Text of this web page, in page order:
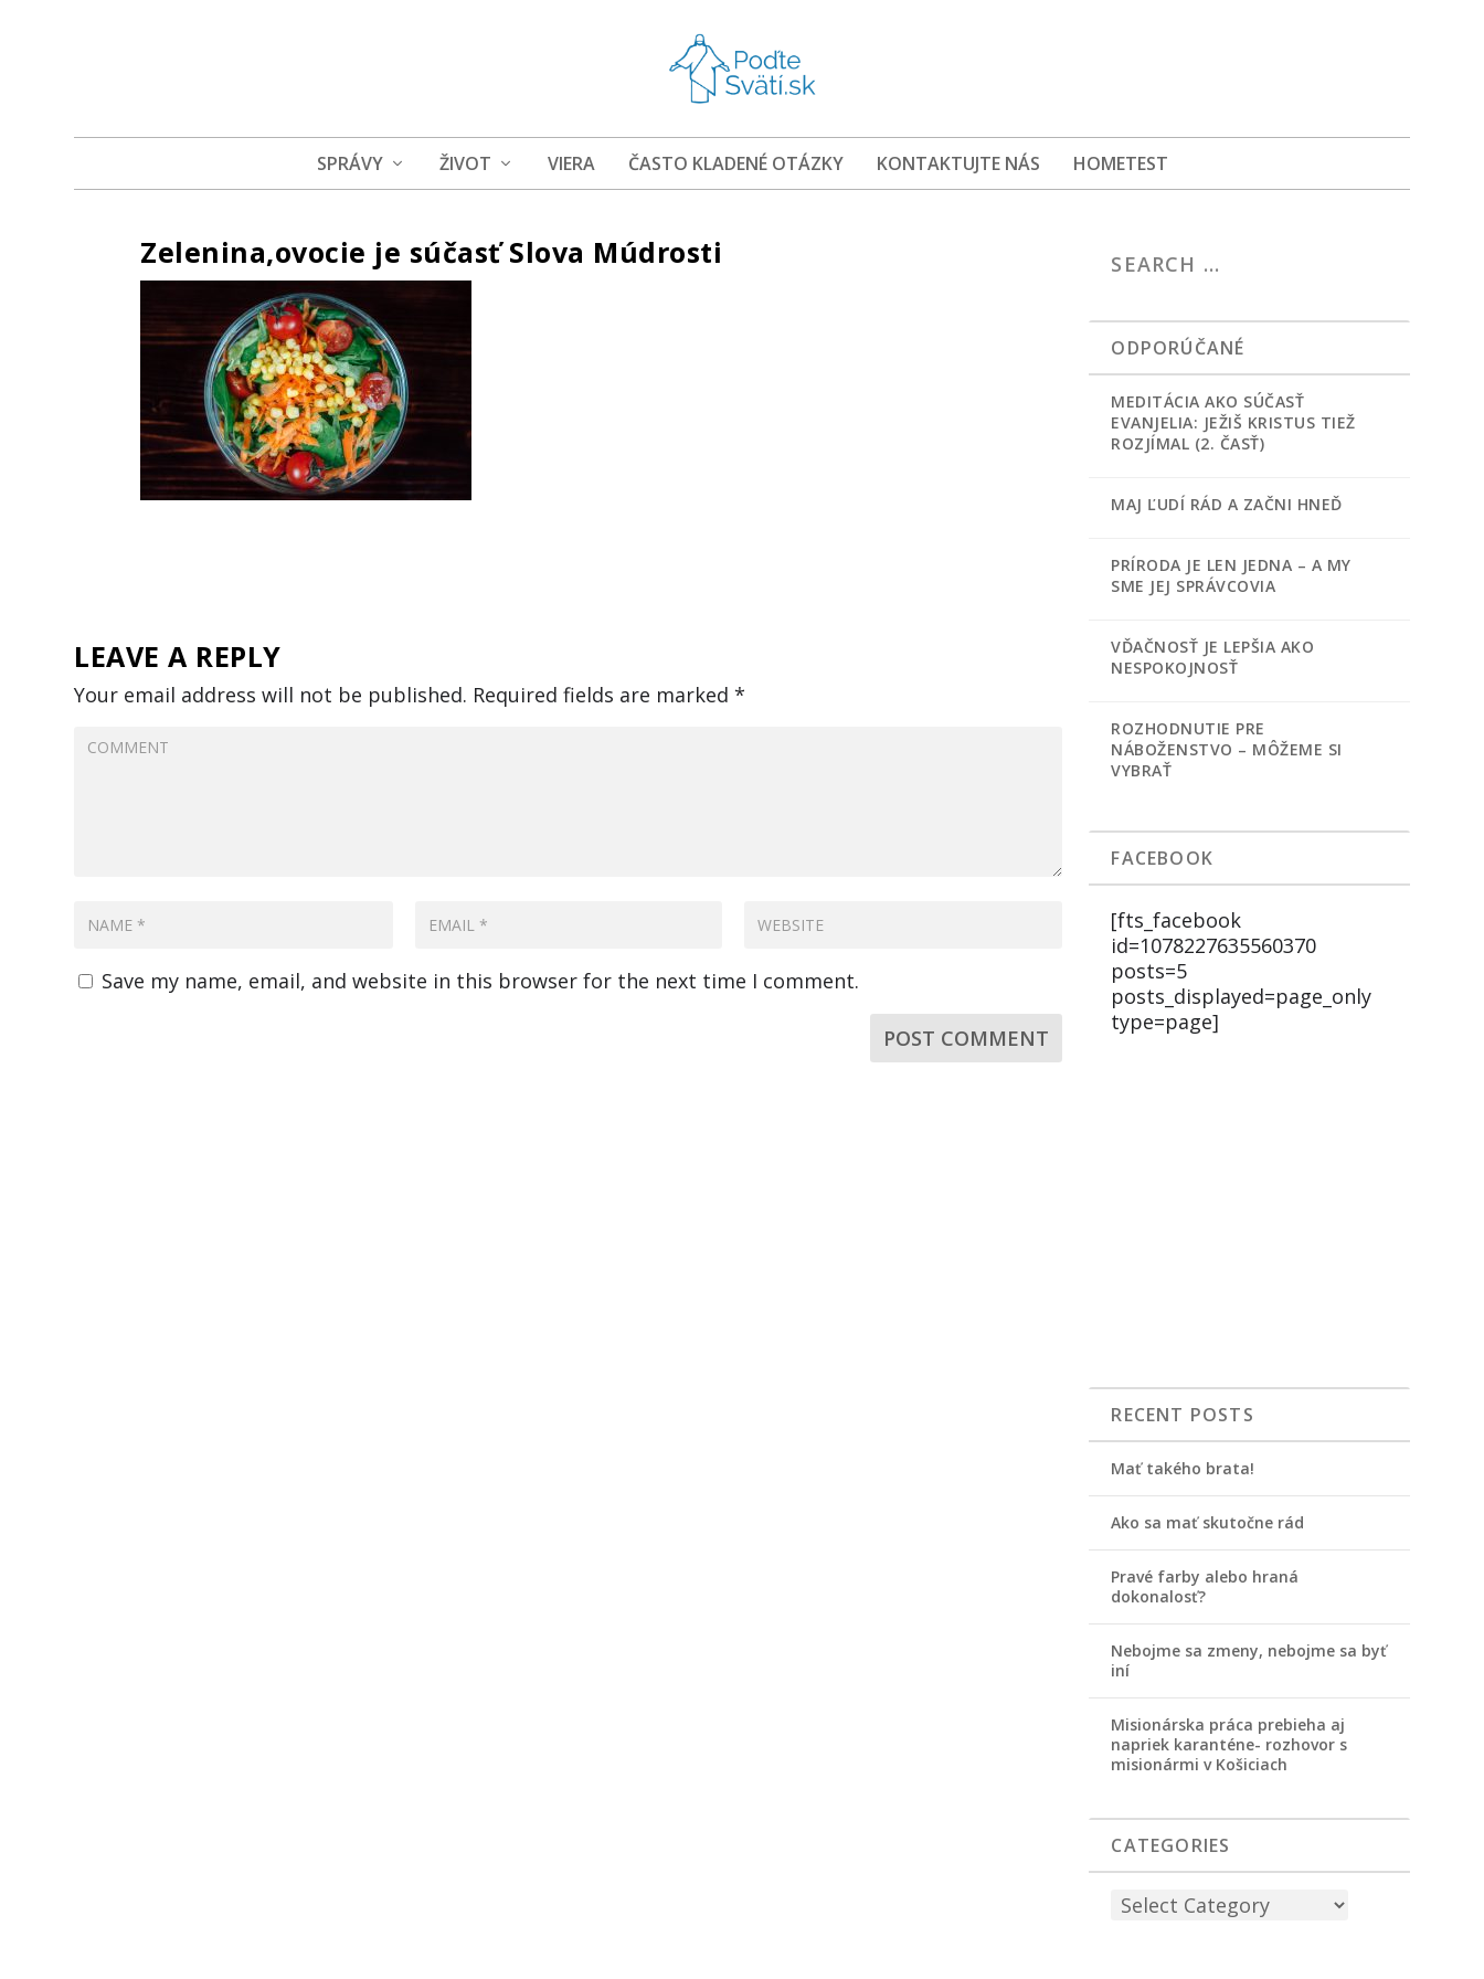
SPRÁVY ŽIVOT VIERA ČASTO KLADENÉ OTÁZKY KONTAKTUJTE NÁS HOMETEST
Zelenina,ovocie je súčasť Slova Múdrosti
LEAVE A REPLY
Your email address will not be published. Required fields are marked*
Save my name, email, and website in this browser for the next time I comment.
ODPORÚČANÉ
MEDITÁCIA AKO SÚČASŤ
EVANJELIA: JEŽIŠ KRISTUS TIEŽ
ROZJÍMAL (2. ČASŤ)
MAJ ĽUDÍ RÁD A ZAČNI HNEĎ
PRÍRODA JE LEN JEDNA – A MY
SME JEJ SPRÁVCOVIA
VĎAČNOSŤ JE LEPŠIA AKO
NESPOKOJNOSŤ
ROZHODNUTIE PRE
NÁBOŽENSTVO – MÔŽEME SI
VYBRAŤ
FACEBOOK
[fts_facebook
id=1078227635560370
posts=5
posts_displayed=page_only
type=page]
RECENT POSTS
Mať takého brata!
Ako sa mať skutočne rád
Pravé farby alebo hraná
dokonalosť?
Nebojme sa zmeny, nebojme sa byť
iní
Misionárska práca prebieha aj
napriek karanténe- rozhovor s
misionármi v Košiciach
CATEGORIES